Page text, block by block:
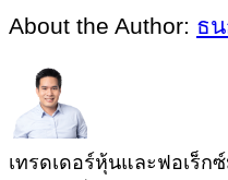
About the Author: ธ
เทรดเดอร์หุ้นและฟอเร็ก